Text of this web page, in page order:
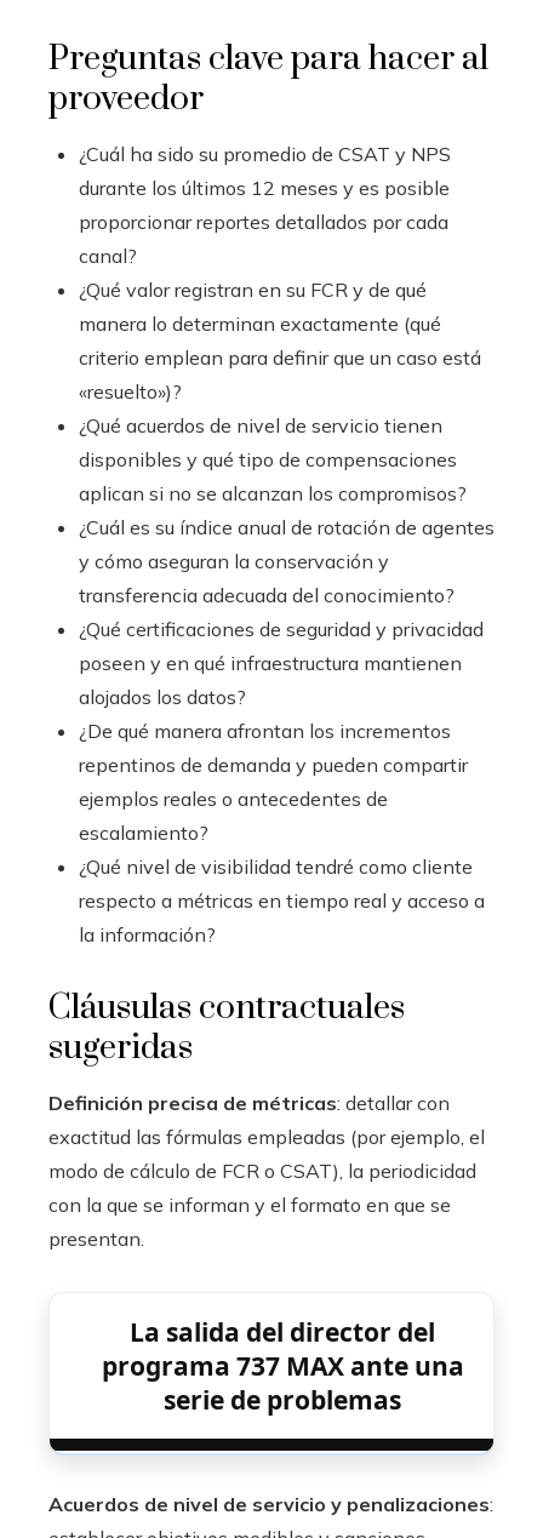
Preguntas clave para hacer al
proveedor
¿Cuál ha sido su promedio de CSAT y NPS
durante los últimos 12 meses y es posible
proporcionar reportes detallados por cada
canal?
¿Qué valor registran en su FCR y de qué
manera lo determinan exactamente (qué
criterio emplean para definir que un caso está
«resuelto»)?
¿Qué acuerdos de nivel de servicio tienen
disponibles y qué tipo de compensaciones
aplican si no se alcanzan los compromisos?
¿Cuál es su índice anual de rotación de agentes
y cómo aseguran la conservación y
transferencia adecuada del conocimiento?
¿Qué certificaciones de seguridad y privacidad
poseen y en qué infraestructura mantienen
alojados los datos?
¿De qué manera afrontan los incrementos
repentinos de demanda y pueden compartir
ejemplos reales o antecedentes de
escalamiento?
¿Qué nivel de visibilidad tendré como cliente
respecto a métricas en tiempo real y acceso a
la información?
Cláusulas contractuales
sugeridas
Definición precisa de métricas: detallar con
exactitud las fórmulas empleadas (por ejemplo, el
modo de cálculo de FCR o CSAT), la periodicidad
con la que se informan y el formato en que se
presentan.
La salida del director del
programa 737 MAX ante una
serie de problemas
Acuerdos de nivel de servicio y penalizaciones: